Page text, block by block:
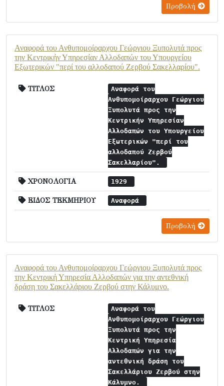
Προβολή
Αναφορά του Ανθυπομοίραρχου Γεώργιου Ξυπολυτά προς
την Κεντρικήν Υπηρεσίαν Αλλοδαπών του Υπουργείου
Εξωτερικών "περί του αλλοδαπού Ζερβού Σακελλαρίου".
ΤΙΤΛΟΣ
Αναφορά του
Ανθυπομοίραρχου Γεώργιου
Ξυπολυτά προς την
Κεντρικήν Υπηρεσίαν
Αλλοδαπών του Υπουργείου
Εξωτερικών "περί του
αλλοδαπού Ζερβού
Σακελλαρίου".
ΧΡΟΝΟΛΟΓΙΑ 1929
ΕΙΔΟΣ ΤΕΚΜΗΡΙΟΥ Αναφορά
Προβολή
Αναφορά του Ανθυπομοίραρχου Γεώργιου Ξυπολυτά προς
την Κεντρική Υπηρεσία Αλλοδαπών για την αντεθνική
δράση του Σακελλάριου Ζερβού στην Κάλυμνο.
ΤΙΤΛΟΣ
Αναφορά του
Ανθυπομοίραρχου Γεώργιου
Ξυπολυτά προς την
Κεντρική Υπηρεσία
Αλλοδαπών για την
αντεθνική δράση του
Σακελλάριου Ζερβού στην
Κάλυμνο.